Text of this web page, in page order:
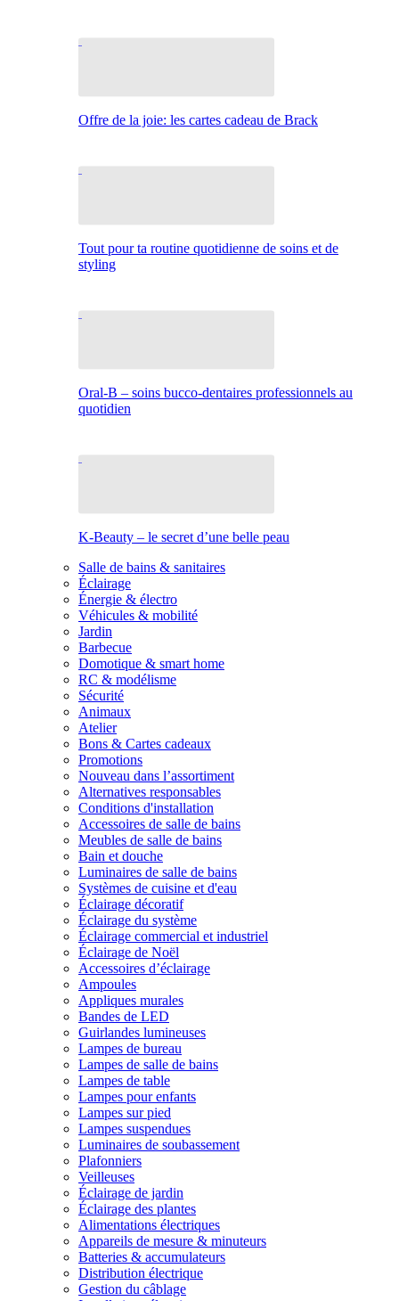
Offre de la joie: les cartes cadeau de Brack
Tout pour ta routine quotidienne de soins et de
styling
Oral-B – soins bucco-dentaires professionnels au
quotidien
K-Beauty – le secret d’une belle peau
Salle de bains & sanitaires
Éclairage
Énergie & électro
Véhicules & mobilité
Jardin
Barbecue
Domotique & smart home
RC & modélisme
Sécurité
Animaux
Atelier
Bons & Cartes cadeaux
Promotions
Nouveau dans l’assortiment
Alternatives responsables
Conditions d'installation
Accessoires de salle de bains
Meubles de salle de bains
Bain et douche
Luminaires de salle de bains
Systèmes de cuisine et d'eau
Éclairage décoratif
Éclairage du système
Éclairage commercial et industriel
Éclairage de Noël
Accessoires d’éclairage
Ampoules
Appliques murales
Bandes de LED
Guirlandes lumineuses
Lampes de bureau
Lampes de salle de bains
Lampes de table
Lampes pour enfants
Lampes sur pied
Lampes suspendues
Luminaires de soubassement
Plafonniers
Veilleuses
Éclairage de jardin
Éclairage des plantes
Alimentations électriques
Appareils de mesure & minuteurs
Batteries & accumulateurs
Distribution électrique
Gestion du câblage